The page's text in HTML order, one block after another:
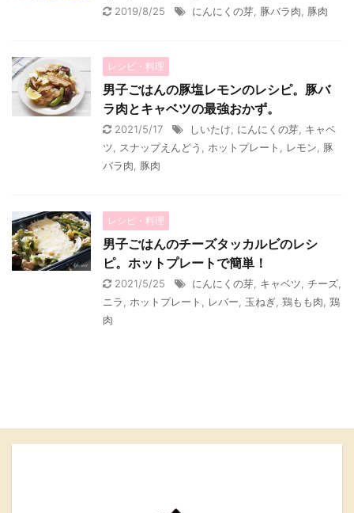
2019/8/25 にんにくの芽 豚バラ肉 豚肉
レシピ・料理
男子ごはんの豚塩レモンのレシピ。豚バ
ラ肉とキャベツの最強おかず。
2021/5/17 しいたけ にんにくの芽 キャベ
ツ
スナップえんどう ホットプレート レモン
豚
バラ肉
豚肉
レシピ・料理
男子ごはんのチーズタッカルビのレシ
ピ。ホットプレートで簡単！
2021/5/25 にんにくの芽 キャベツ チーズ
ニラ
ホットプレート レバー 玉ねぎ 鶏もも肉 鶏
肉